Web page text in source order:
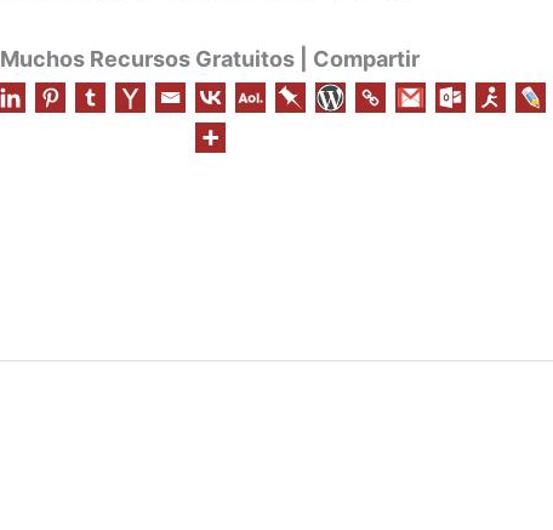
Muchos Recursos Gratuitos | Compartir